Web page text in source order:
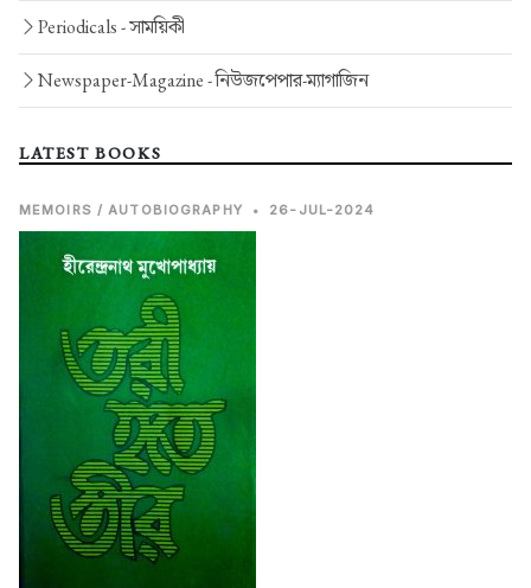
Periodicals -সাময়িকী
Newspaper-Magazine -নিউজপেপার-ম্যাগাজিন
LATEST BOOKS
MEMOIRS / AUTOBIOGRAPHY • 26-JUL-2024